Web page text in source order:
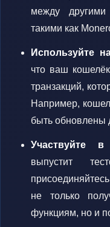
между другими
такими как
Используйте
что ваш
транзакций,
Например,
быть обновлены
Участвуйте в
выпустит
не только
функциям, но и